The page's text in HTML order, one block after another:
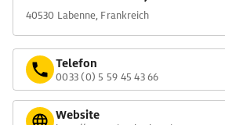
40530 Labenne, Frankreich
Telefon
0033 (0) 5 59 45 43 66
Website